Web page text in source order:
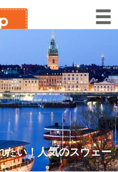
たい！人気のスウェー